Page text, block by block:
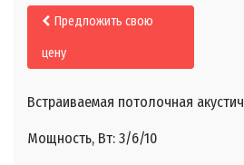
Предложить свою
цену
Встраиваемая потолочная
Мощность, Вт: 3/6/10